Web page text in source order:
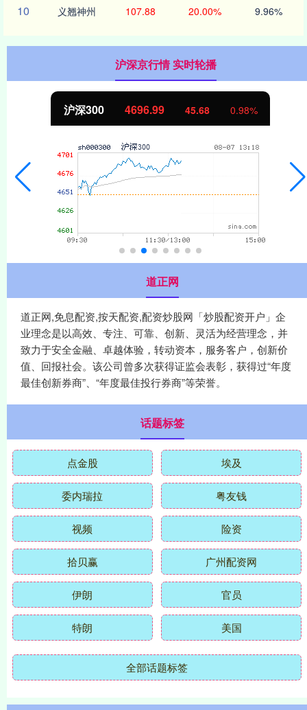
10 义翘神州 107.88 20.00% 9.96%
沪深京行情 实时轮播
北证50 1131.66
道正网
道正网,免息配资,按天配资,配资炒股网「炒股配资开户」企
业理念是以高效、专注、可靠、创新、灵活为经营理念，并
致力于安全金融、卓越体验，转动资本，服务客户，创新价
值、回报社会。该公司曾多次获得证监会表彰，获得过“年度
最佳创新券商”、“年度最佳投行券商”等荣誉。
话题标签
点金股 埃及
委内瑞拉 粤友钱
视频 险资
拾贝赢 广州配资网
伊朗 官员
特朗 美国
全部话题标签